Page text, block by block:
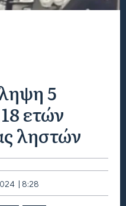
5
ετών
ληστών
| 8:28